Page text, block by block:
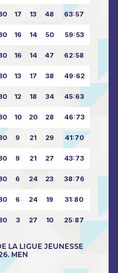
17 13 48 63:57
16 14 50 59:53
16 14 47 62:58
13 17 38 49:62
12 18 34 45:63
10 20 28 46:73
9 21 29 41:70
9 21 27 43:73
6 24 23 38:76
6 24 19 31:80
3 27 10 25:87
LA LIGUE JEUNESSE
MEN